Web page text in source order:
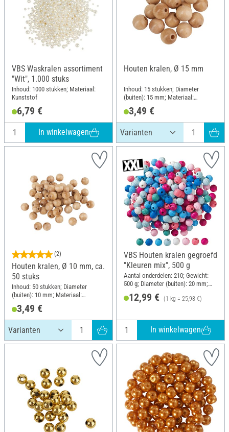
VBS Waskralen assortiment
"Wit", 1.000 stuks
Inhoud: 1000 stukken; Materiaal:
Kunststof
6,79 €
In winkelwagen
Houten kralen, Ø 15 mm
Inhoud: 15 stukken; Diameter
(buiten): 15 mm; Materiaal:
3,49 €
(2)
Houten kralen, Ø 10 mm, ca.
50 stuks
Inhoud: 50 stukken; Diameter
(buiten): 10 mm; Materiaal:
3,49 €
VBS Houten kralen gegroefd
"Kleuren mix", 500 g
Aantal onderdelen: 210; Gewicht:
500 g; Diameter (buiten): 20 mm;
12,99 € (1 kg = 25,98 €)
In winkelwagen